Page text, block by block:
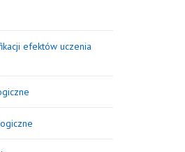
efektów uczenia